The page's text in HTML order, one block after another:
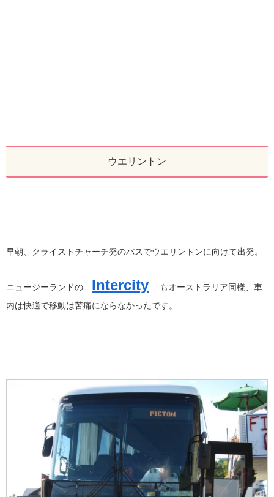
ウエリントン
早朝、クライストチャーチ発のバスでウエリントンに向けて出発。
ニュージーランドの Intercity もオーストラリア同様、車
内は快適で移動は苦痛にならなかったです。